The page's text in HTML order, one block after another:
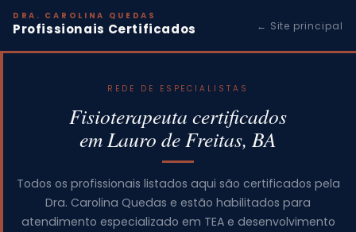
DRA. CAROLINA QUEDAS
Profissionais Certificados ← Site principal
REDE DE ESPECIALISTAS
Fisioterapeuta certificados
em Lauro de Freitas, BA
Todos os profissionais listados aqui são certificados pela
Dra. Carolina Quedas e estão habilitados para
atendimento especializado em TEA e desenvolvimento